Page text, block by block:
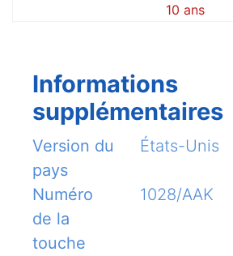
10 ans
Informations
supplémentaires
Version du
pays
États-Unis
Numéro
de la
touche
1028/AAK